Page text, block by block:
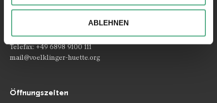
Ihrer Verwendung unserer Website an unsere Partner für
Partner führen diese Informationen möglicherweise mit
weiteren Daten zusammen, die Sie ihnen bereitgestellt
haben oder die sie im Rahmen Ihrer Nutzung der Dienste
gesammelt haben.
ABLEHNEN
Rathausstraße 75 – 79
Telefon: +49 6898 9100 100
Telefax: +49 6898 9100 111
mail@voelklinger-huette.org
Öffnungszeiten